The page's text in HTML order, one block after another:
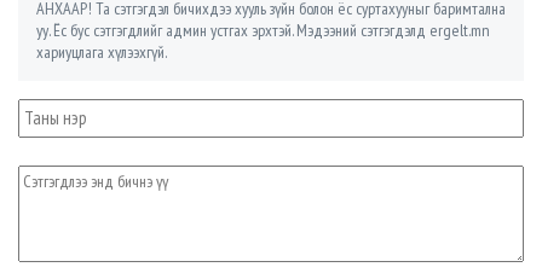
АНХААР! Та сэтгэгдэл бичихдээ хууль зүйн болон ёс суртахууныг баримтална
уу. Ёс бус сэтгэгдлийг админ устгах эрхтэй. Мэдээний сэтгэгдэлд ergelt.mn
хариуцлага хүлээхгүй.